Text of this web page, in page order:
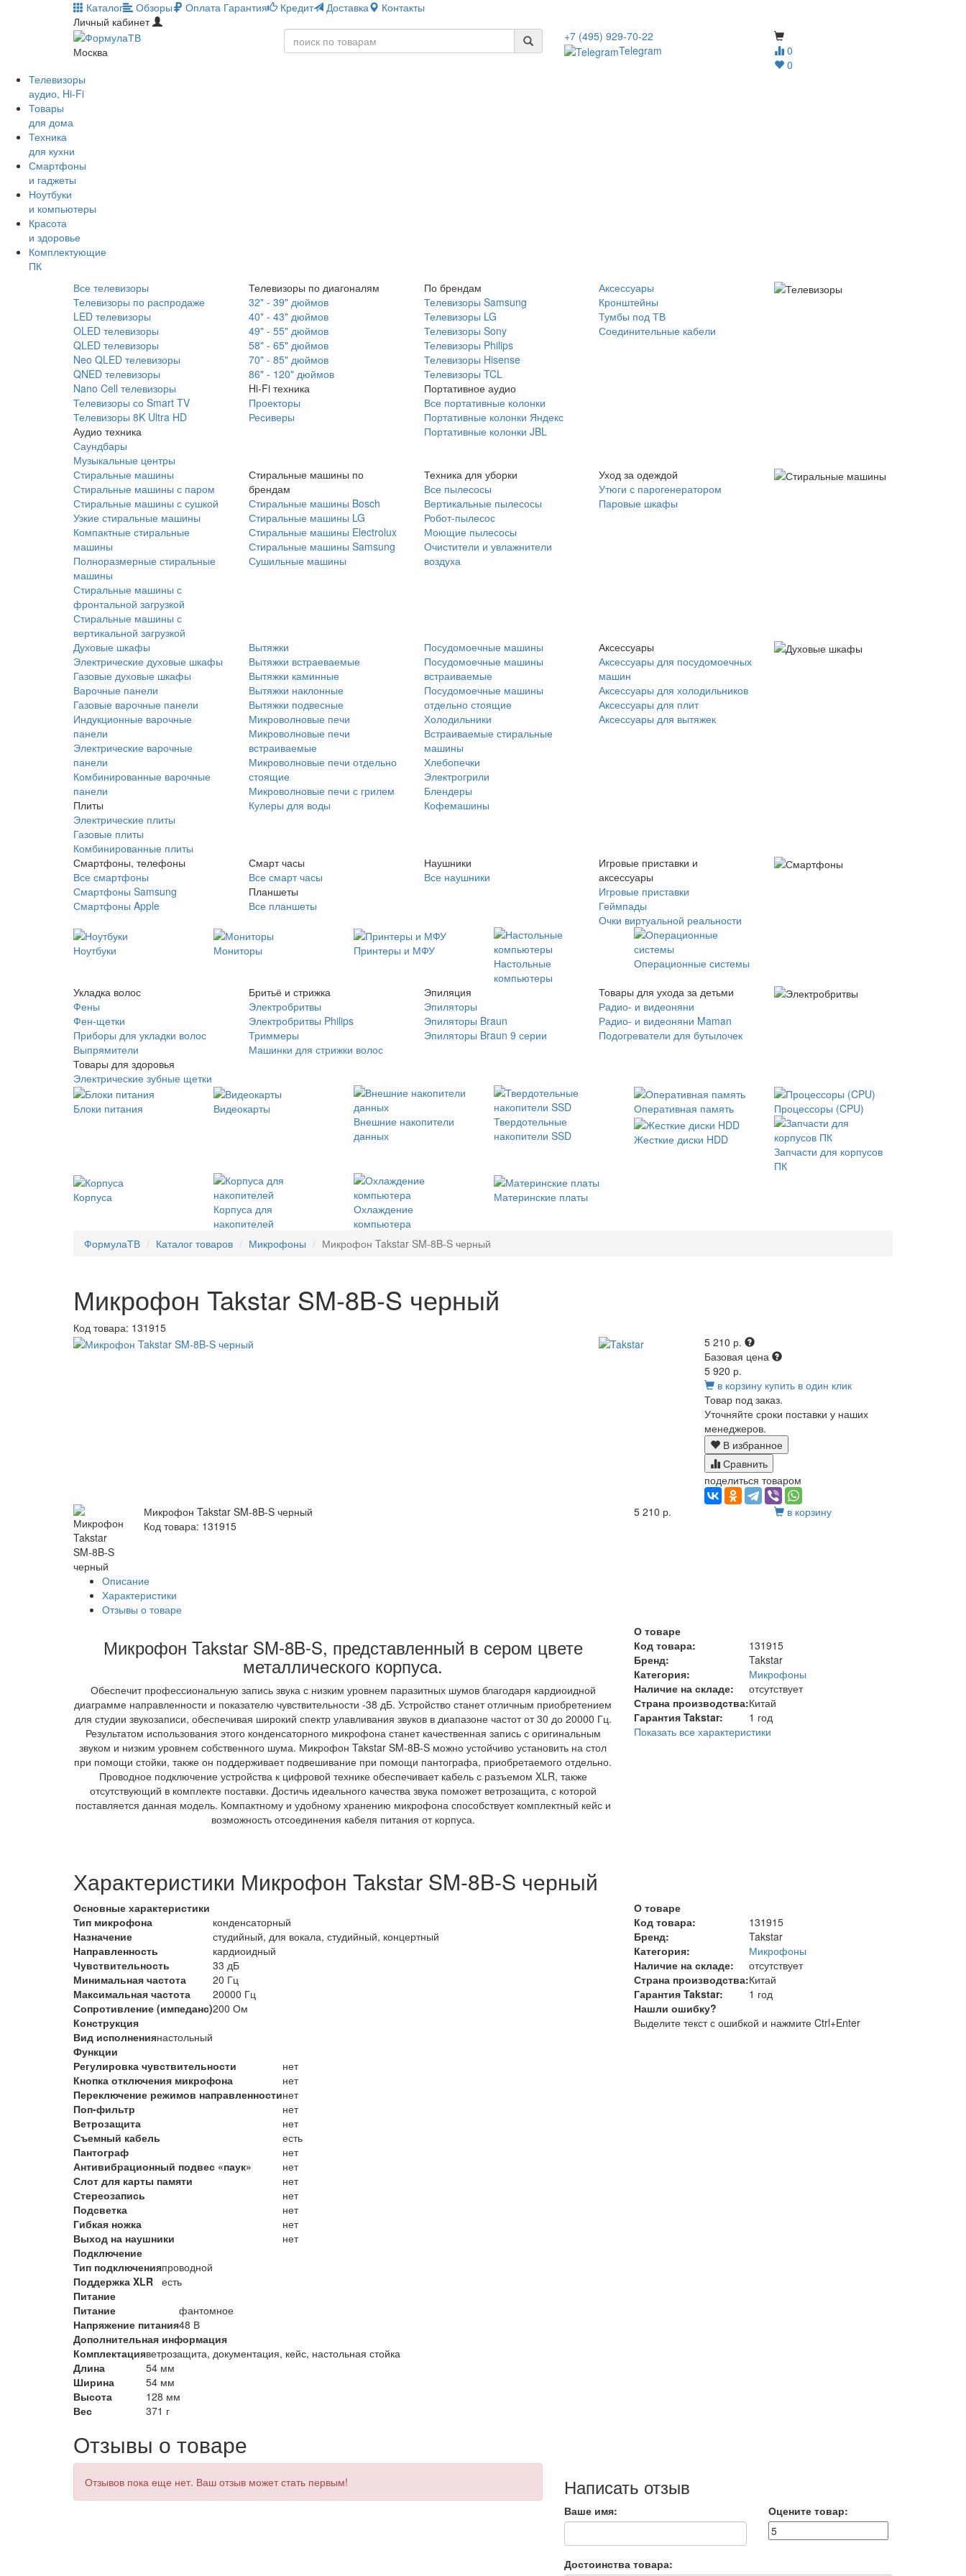
Каталог Обзоры Оплата Гарантия Кредит Доставка
Контакты
Личный кабинет
Москва
0
0
+7 (495) 929-70-22
Telegram
Телевизоры
аудио, Hi-Fi
Товары
для дома
Техника
для кухни
Смартфоны
и гаджеты
Ноутбуки
и компьютеры
Красота
и здоровье
Комплектующие
ПК
Все телевизоры
Телевизоры по распродаже
LED телевизоры
OLED телевизоры
QLED телевизоры
Neo QLED телевизоры
QNED телевизоры
Nano Cell телевизоры
Телевизоры со Smart TV
Телевизоры 8K Ultra HD
Аудио техника
Саундбары
Музыкальные центры
Телевизоры по диагоналям
32" - 39" дюймов
40" - 43" дюймов
49" - 55" дюймов
58" - 65" дюймов
70" - 85" дюймов
86" - 120" дюймов
Hi-Fi техника
Проекторы
Ресиверы
По брендам
Телевизоры Samsung
Телевизоры LG
Телевизоры Sony
Телевизоры Philips
Телевизоры Hisense
Телевизоры TCL
Портативное аудио
Все портативные колонки
Портативные колонки Яндекс
Портативные колонки JBL
Аксессуары
Кронштейны
Тумбы под ТВ
Соединительные кабели
Стиральные машины
Стиральные машины с паром
Стиральные машины с сушкой
Узкие стиральные машины
Компактные стиральные
машины
Полноразмерные стиральные
машины
Стиральные машины с
фронтальной загрузкой
Стиральные машины с
вертикальной загрузкой
Стиральные машины по
брендам
Стиральные машины Bosch
Стиральные машины LG
Стиральные машины Electrolux
Стиральные машины Samsung
Сушильные машины
Техника для уборки
Все пылесосы
Вертикальные пылесосы
Робот-пылесос
Моющие пылесосы
Очистители и увлажнители
воздуха
Уход за одеждой
Утюги с парогенератором
Паровые шкафы
Духовые шкафы
Электрические духовые шкафы
Газовые духовые шкафы
Варочные панели
Газовые варочные панели
Индукционные варочные
панели
Электрические варочные
панели
Комбинированные варочные
панели
Плиты
Электрические плиты
Газовые плиты
Комбинированные плиты
Вытяжки
Вытяжки встраеваемые
Вытяжки каминные
Вытяжки наклонные
Вытяжки подвесные
Микроволновые печи
Микроволновые печи
встраиваемые
Микроволновые печи отдельно
стоящие
Микроволновые печи с грилем
Кулеры для воды
Посудомоечные машины
Посудомоечные машины
встраиваемые
Посудомоечные машины
отдельно стоящие
Холодильники
Встраиваемые стиральные
машины
Хлебопечки
Электрогрили
Блендеры
Кофемашины
Аксессуары
Аксессуары для посудомоечных
машин
Аксессуары для холодильников
Аксессуары для плит
Аксессуары для вытяжек
Смартфоны, телефоны
Все смартфоны
Смартфоны Samsung
Смартфоны Apple
Смарт часы
Все смарт часы
Планшеты
Все планшеты
Наушники
Все наушники
Игровые приставки и
аксессуары
Игровые приставки
Геймпады
Очки виртуальной реальности
Ноутбуки Мониторы
Принтеры и МФУ
Настольные
компьютеры
Операционные системы
Укладка волос
Фены
Фен-щетки
Приборы для укладки волос
Выпрямители
Товары для здоровья
Электрические зубные щетки
Бритьё и стрижка
Электробритвы
Электробритвы Philips
Триммеры
Машинки для стрижки волос
Эпиляция
Эпиляторы
Эпиляторы Braun
Эпиляторы Braun 9 серии
Товары для ухода за детьми
Радио- и видеоняни
Радио- и видеоняни Maman
Подогреватели для бутылочек
Блоки питания
Видеокарты
Внешние накопители
данных
Твердотельные
накопители SSD
Оперативная память Процессоры (CPU)
Жесткие диски HDD
Запчасти для корпусов
ПК
Корпуса
Корпуса для
накопителей
Охлаждение
компьютера
Материнские платы
ФормулаТВ Каталог товаров Микрофоны Микрофон Takstar SM-8B-S черный
Микрофон Takstar SM-8B-S черный
Код товара: 131915
5 210 р.
Базовая цена
5 920 р.
в корзину купить в один клик
Товар под заказ.
Уточняйте сроки поставки у наших
менеджеров.
В избранное
Сравнить
поделиться товаром
Микрофон Takstar SM-8B-S черный
Код товара: 131915
5 210 р. в корзину
Описание
Характеристики
Отзывы о товаре
О товаре
Код товара:
131915
Бренд:
Takstar
Категория:
Микрофоны
Наличие на складе:
отсутствует
Страна производства:Китай
Гарантия Takstar:
1 год
Показать все характеристики
Микрофон Takstar SM-8B-S, представленный в сером цвете
металлического корпуса.
Обеспечит профессиональную запись звука с низким уровнем паразитных шумов благодаря кардиоидной
диаграмме направленности и показателю чувствительности -38 дБ. Устройство станет отличным приобретением
для студии звукозаписи, обеспечивая широкий спектр улавливания звуков в диапазоне частот от 30 до 20000 Гц.
Результатом использования этого конденсаторного микрофона станет качественная запись с оригинальным
звуком и низким уровнем собственного шума. Микрофон Takstar SM-8B-S можно устойчиво установить на стол
при помощи стойки, также он поддерживает подвешивание при помощи пантографа, приобретаемого отдельно.
Проводное подключение устройства к цифровой технике обеспечивает кабель с разъемом XLR, также
отсутствующий в комплекте поставки. Достичь идеального качества звука поможет ветрозащита, с которой
поставляется данная модель. Компактному и удобному хранению микрофона способствует комплектный кейс и
возможность отсоединения кабеля питания от корпуса.
Характеристики Микрофон Takstar SM-8B-S черный
О товаре
Код товара:
131915
Бренд:
Takstar
Категория:
Микрофоны
Наличие на складе:
отсутствует
Страна производства:Китай
Гарантия Takstar:
1 год
Нашли ошибку?
Выделите текст с ошибкой и нажмите Ctrl+Enter
Основные характеристики
Тип микрофона
конденсаторный
Назначение
студийный, для вокала, студийный, концертный
Направленность
кардиоидный
Чувствительность
33 дБ
Минимальная частота
20 Гц
Максимальная частота
20000 Гц
Сопротивление (импеданс)200 Ом
Конструкция
Вид исполнениянастольный
Функции
Регулировка чувствительности
нет
Кнопка отключения микрофона
нет
Переключение режимов направленностинет
Поп-фильтр
нет
Ветрозащита
нет
Съемный кабель
есть
Пантограф
нет
Антивибрационный подвес «паук»
нет
Слот для карты памяти
нет
Стереозапись
нет
Подсветка
нет
Гибкая ножка
нет
Выход на наушники
нет
Подключение
Тип подключенияпроводной
Поддержка XLR есть
Питание
Питание
фантомное
Напряжение питания48 В
Дополнительная информация
Комплектацияветрозащита, документация, кейс, настольная стойка
Длина
54 мм
Ширина
54 мм
Высота
128 мм
Вес
371 г
Отзывы о товаре
Отзывов пока еще нет. Ваш отзыв может стать первым! Написать отзыв
Ваше имя: Оцените товар:
Достоинства товара: